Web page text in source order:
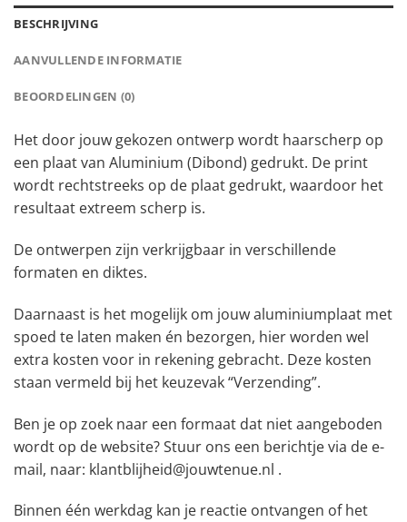
BESCHRIJVING
AANVULLENDE INFORMATIE
BEOORDELINGEN (0)
Het door jouw gekozen ontwerp wordt haarscherp op
een plaat van Aluminium (Dibond) gedrukt. De print
wordt rechtstreeks op de plaat gedrukt, waardoor het
resultaat extreem scherp is.
De ontwerpen zijn verkrijgbaar in verschillende
formaten en diktes.
Daarnaast is het mogelijk om jouw aluminiumplaat met
spoed te laten maken én bezorgen, hier worden wel
extra kosten voor in rekening gebracht. Deze kosten
staan vermeld bij het keuzevak “Verzending”.
Ben je op zoek naar een formaat dat niet aangeboden
wordt op de website? Stuur ons een berichtje via de e-
mail, naar: klantblijheid@jouwtenue.nl .
Binnen één werkdag kan je reactie ontvangen of het